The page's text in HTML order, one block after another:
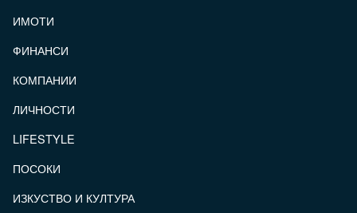
ИМОТИ
ФИНАНСИ
КОМПАНИИ
ЛИЧНОСТИ
LIFESTYLE
ПОСОКИ
ИЗКУСТВО И КУЛТУРА